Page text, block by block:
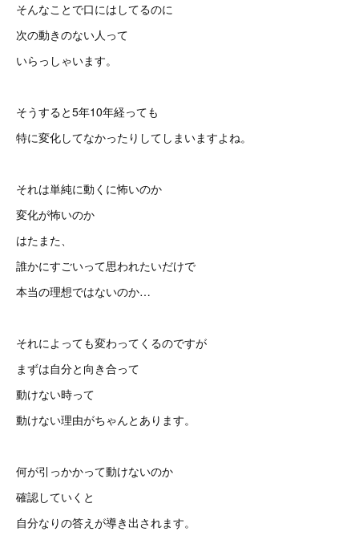
そんなことで口にはしてるのに
次の動きのない人って
いらっしゃいます。
そうすると5年10年経っても
特に変化してなかったりしてしまいますよね。
それは単純に動くに怖いのか
変化が怖いのか
はたまた、
誰かにすごいって思われたいだけで
本当の理想ではないのか…
それによっても変わってくるのですが
まずは自分と向き合って
動けない時って
動けない理由がちゃんとあります。
何が引っかかって動けないのか
確認していくと
自分なりの答えが導き出されます。